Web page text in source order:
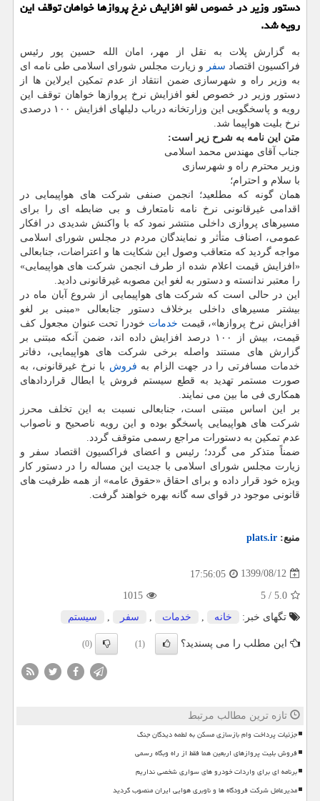
دستور وزیر در خصوص لغو افزایش نرخ پروازها خواهان توقف این
رویه شد.
به گزارش پلات به نقل از مهر، امان الله حسین پور رئیس
فراکسیون اقتصاد سفر و زیارت مجلس شورای اسلامی طی نامه ای
به وزیر راه و شهرسازی ضمن انتقاد از عدم تمکین ایرلاین ها از
دستور وزیر در خصوص لغو افزایش نرخ پروازها خواهان توقف این
رویه و پاسخگویی این وزارتخانه درباب دلیلهای افزایش ۱۰۰ درصدی
نرخ بلیت هواپیما شد.
متن این نامه به شرح زیر است:
جناب آقای مهندس محمد اسلامی
وزیر محترم راه و شهرسازی
با سلام و احترام؛
همان گونه که مطلعید؛ انجمن صنفی شرکت های هواپیمایی در
اقدامی غیرقانونی نرخ نامه نامتعارف و بی ضابطه ای را برای
مسیرهای پروازی داخلی منتشر نمود که با واکنش شدیدی در افکار
عمومی، اصناف متأثر و نمایندگان مردم در مجلس شورای اسلامی
مواجه گردید که متعاقب وصول این شکایت ها و اعتراضات، جنابعالی
«افزایش قیمت اعلام شده از طرف انجمن شرکت های هواپیمایی»
را معتبر ندانسته و دستور به لغو این مصوبه غیرقانونی دادید.
این در حالی است که شرکت های هواپیمایی از شروع آبان ماه در
بیشتر مسیرهای داخلی برخلاف دستور جنابعالی «مبنی بر لغو
افزایش نرخ پروازها»، قیمت خدمات خودرا تحت عنوان مجعول کف
قیمت، بیش از ۱۰۰ درصد افزایش داده اند، ضمن آنکه مبتنی بر
گزارش های مستند واصله برخی شرکت های هواپیمایی، دفاتر
خدمات مسافرتی را در جهت الزام به فروش با نرخ غیرقانونی، به
صورت مستمر تهدید به قطع سیستم فروش یا ابطال قراردادهای
همکاری فی ما بین می نمایند.
بر این اساس مبتنی است، جنابعالی نسبت به این تخلف محرز
شرکت های هواپیمایی پاسخگو بوده و این رویه ناصحیح و ناصواب
عدم تمکین به دستورات مراجع رسمی متوقف گردد.
ضمناً متذکر می گردد؛ رئیس و اعضای فراکسیون اقتصاد سفر و
زیارت مجلس شورای اسلامی با جدیت این مساله را در دستور کار
ویژه خود قرار داده و برای احقاق «حقوق عامه» از همه ظرفیت های
قانونی موجود در قوای سه گانه بهره خواهند گرفت.
منبع: plats.ir
1399/08/12
17:56:05
5.0
/
5
1015
تگهای خبر:
خانه خدمات سفر سیستم
این مطلب را می پسندید؟ (1)
(0)
تازه ترین مطالب مرتبط
جزئیات پرداخت وام بازسازی مسکن به لطمه دیدگان جنگ
فروش بلیت پروازهای اربعین هما فقط از راه وبگاه رسمی
برنامه ای برای واردات خودرو های سواری شخصی نداریم
مدیرعامل شرکت فرودگاه ها و ناوبری هوایی ایران منصوب گردید